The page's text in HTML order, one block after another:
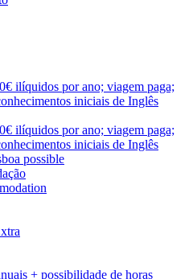
ilíquidos por ano; viagem paga;
iniciais de Inglês
ilíquidos por ano; viagem paga;
iniciais de Inglês
possible
+ possibilidade de horas